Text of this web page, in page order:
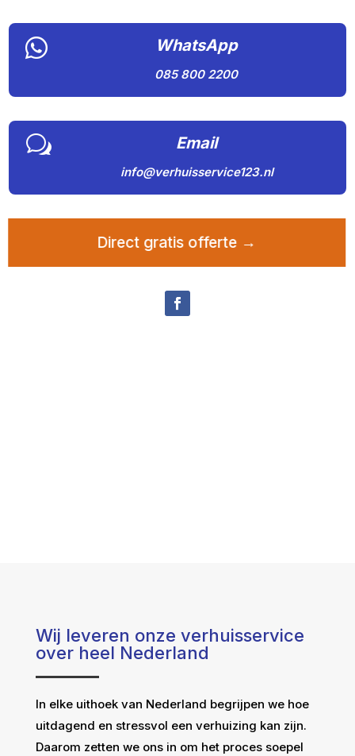
 WhatsApp
085 800 2200
w Email
info@verhuisservice123.nl
Direct gratis offerte →
Wij leveren onze verhuisservice
over heel Nederland
In elke uithoek van Nederland begrijpen we hoe
uitdagend en stressvol een verhuizing kan zijn.
Daarom zetten we ons in om het proces soepel